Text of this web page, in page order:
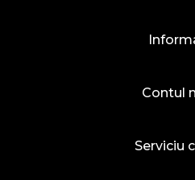
Contul
Serviciu